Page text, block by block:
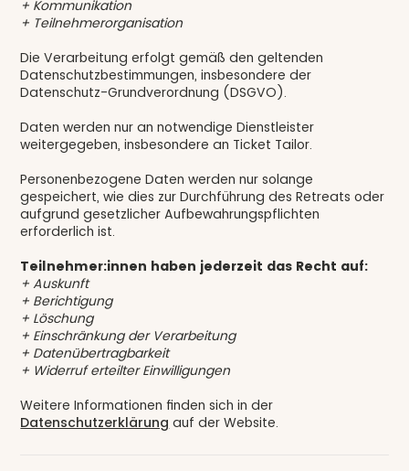
+ Kommunikation
+ Teilnehmerorganisation
Die Verarbeitung erfolgt gemäß den geltenden
Datenschutzbestimmungen, insbesondere der
Datenschutz-Grundverordnung (DSGVO).
Daten werden nur an notwendige Dienstleister
weitergegeben, insbesondere an Ticket Tailor.
Personenbezogene Daten werden nur solange
gespeichert, wie dies zur Durchführung des Retreats oder
aufgrund gesetzlicher Aufbewahrungspflichten
erforderlich ist.
Teilnehmer:innen haben jederzeit das Recht auf:
+ Auskunft
+ Berichtigung
+ Löschung
+ Einschränkung der Verarbeitung
+ Datenübertragbarkeit
+ Widerruf erteilter Einwilligungen
Weitere Informationen finden sich in der
Datenschutzerklärung auf der Website.